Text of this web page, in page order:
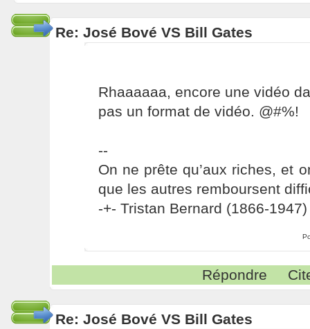
Re: José Bové VS Bill Gates
Rhaaaaaa, encore une vidéo
pas un format de vidéo. @#%!
--
On ne prête qu’aux riches, et
que les autres remboursent
-+- Tristan Bernard (1866-1947)
Répondre
Re: José Bové VS Bill Gates